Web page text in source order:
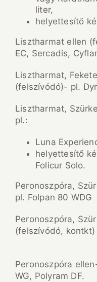
liter,
helyettesítő
Lisztharmat ellen
EC, Sercadis,
Lisztharmat,
(felszívódó)- pl.
Lisztharmat,
pl.:
Luna
helyettesítő
Folicur Solo.
Peronoszpóra,
pl. Folpan 80 WDG
Peronoszpóra,
(felszívódó, kontkt)
Peronoszpóra
WG, Polyram DF.